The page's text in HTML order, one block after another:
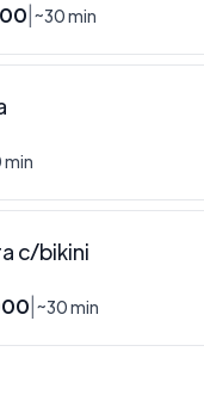
~30 min
min
c/bikini
~30 min